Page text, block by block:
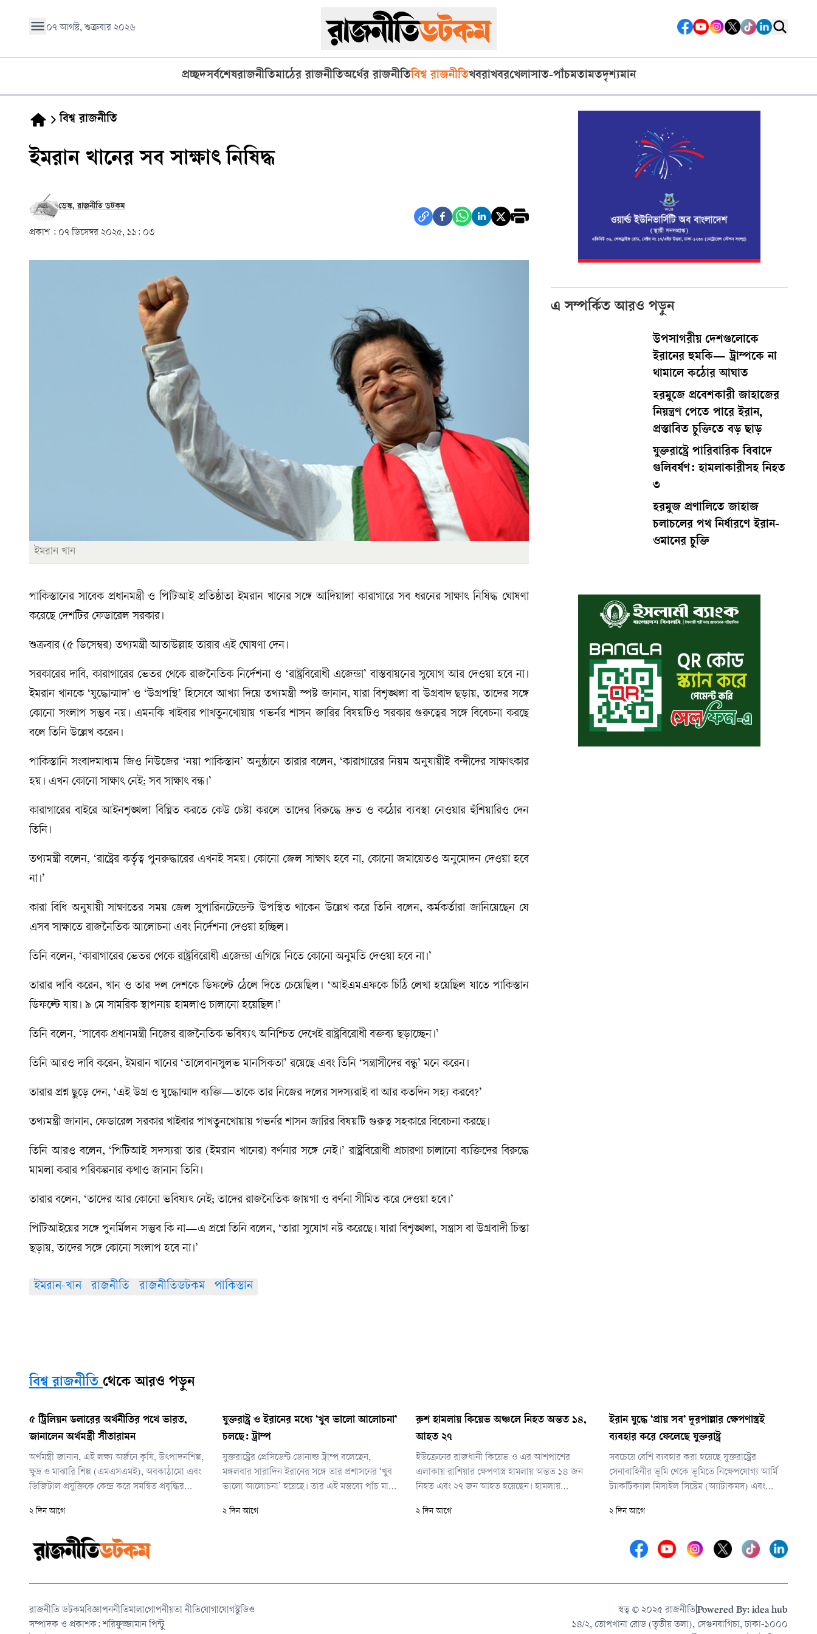
০৭ আগস্ট, শুক্রবার ২০২৬
প্রচ্ছদসর্বশেষরাজনীতিমাঠের রাজনীতিঅর্থের রাজনীতিবিশ্ব রাজনীতিখবরাখবরখেলাসাত-পাঁচমতামতদৃশ্যমান
বিশ্ব রাজনীতি
ইমরান খানের সব সাক্ষাৎ নিষিদ্ধ
ডেস্ক, রাজনীতি ডটকম
প্রকাশ : ০৭ ডিসেম্বর ২০২৫, ১১: ০৩
ইমরান খান
পাকিস্তানের সাবেক প্রধানমন্ত্রী ও পিটিআই প্রতিষ্ঠাতা ইমরান খানের সঙ্গে আদিয়ালা কারাগারে সব ধরনের সাক্ষাৎ নিষিদ্ধ ঘোষণা
করেছে দেশটির ফেডারেল সরকার।
শুক্রবার (৫ ডিসেম্বর) তথ্যমন্ত্রী আতাউল্লাহ তারার এই ঘোষণা দেন।
সরকারের দাবি, কারাগারের ভেতর থেকে রাজনৈতিক নির্দেশনা ও ‘রাষ্ট্রবিরোধী এজেন্ডা’ বাস্তবায়নের সুযোগ আর দেওয়া হবে না।
ইমরান খানকে ‘যুদ্ধোন্মাদ’ ও ‘উগ্রপন্থি’ হিসেবে আখ্যা দিয়ে তথ্যমন্ত্রী স্পষ্ট জানান, যারা বিশৃঙ্খলা বা উগ্রবাদ ছড়ায়, তাদের সঙ্গে
কোনো সংলাপ সম্ভব নয়। এমনকি খাইবার পাখতুনখোয়ায় গভর্নর শাসন জারির বিষয়টিও সরকার গুরুত্বের সঙ্গে বিবেচনা করছে
বলে তিনি উল্লেখ করেন।
পাকিস্তানি সংবাদমাধ্যম জিও নিউজের ‘নয়া পাকিস্তান’ অনুষ্ঠানে তারার বলেন, ‘কারাগারের নিয়ম অনুযায়ীই বন্দীদের সাক্ষাৎকার
হয়। এখন কোনো সাক্ষাৎ নেই; সব সাক্ষাৎ বন্ধ।’
কারাগারের বাইরে আইনশৃঙ্খলা বিঘ্নিত করতে কেউ চেষ্টা করলে তাদের বিরুদ্ধে দ্রুত ও কঠোর ব্যবস্থা নেওয়ার হুঁশিয়ারিও দেন
তিনি।
তথ্যমন্ত্রী বলেন, ‘রাষ্ট্রের কর্তৃত্ব পুনরুদ্ধারের এখনই সময়। কোনো জেল সাক্ষাৎ হবে না, কোনো জমায়েতও অনুমোদন দেওয়া হবে
না।’
কারা বিধি অনুযায়ী সাক্ষাতের সময় জেল সুপারিনটেন্ডেন্ট উপস্থিত থাকেন উল্লেখ করে তিনি বলেন, কর্মকর্তারা জানিয়েছেন যে
এসব সাক্ষাতে রাজনৈতিক আলোচনা এবং নির্দেশনা দেওয়া হচ্ছিল।
তিনি বলেন, ‘কারাগারের ভেতর থেকে রাষ্ট্রবিরোধী এজেন্ডা এগিয়ে নিতে কোনো অনুমতি দেওয়া হবে না।’
তারার দাবি করেন, খান ও তার দল দেশকে ডিফল্টে ঠেলে দিতে চেয়েছিল। ‘আইএমএফকে চিঠি লেখা হয়েছিল যাতে পাকিস্তান
ডিফল্টে যায়। ৯ মে সামরিক স্থাপনায় হামলাও চালানো হয়েছিল।’
তিনি বলেন, ‘সাবেক প্রধানমন্ত্রী নিজের রাজনৈতিক ভবিষ্যৎ অনিশ্চিত দেখেই রাষ্ট্রবিরোধী বক্তব্য ছড়াচ্ছেন।’
তিনি আরও দাবি করেন, ইমরান খানের ‘তালেবানসুলভ মানসিকতা’ রয়েছে এবং তিনি ‘সন্ত্রাসীদের বন্ধু’ মনে করেন।
তারার প্রশ্ন ছুড়ে দেন, ‘এই উগ্র ও যুদ্ধোন্মাদ ব্যক্তি—তাকে তার নিজের দলের সদস্যরাই বা আর কতদিন সহ্য করবে?’
তথ্যমন্ত্রী জানান, ফেডারেল সরকার খাইবার পাখতুনখোয়ায় গভর্নর শাসন জারির বিষয়টি গুরুত্ব সহকারে বিবেচনা করছে।
তিনি আরও বলেন, ‘পিটিআই সদস্যরা তার (ইমরান খানের) বর্ণনার সঙ্গে নেই।’ রাষ্ট্রবিরোধী প্রচারণা চালানো ব্যক্তিদের বিরুদ্ধে
মামলা করার পরিকল্পনার কথাও জানান তিনি।
তারার বলেন, ‘তাদের আর কোনো ভবিষ্যৎ নেই; তাদের রাজনৈতিক জায়গা ও বর্ণনা সীমিত করে দেওয়া হবে।’
পিটিআইয়ের সঙ্গে পুনর্মিলন সম্ভব কি না—এ প্রশ্নে তিনি বলেন, ‘তারা সুযোগ নষ্ট করেছে। যারা বিশৃঙ্খলা, সন্ত্রাস বা উগ্রবাদী চিন্তা
ছড়ায়, তাদের সঙ্গে কোনো সংলাপ হবে না।’
ইমরান-খান রাজনীতি রাজনীতিডটকম পাকিস্তান
এ সম্পর্কিত আরও পড়ুন
উপসাগরীয় দেশগুলোকে
ইরানের হুমকি— ট্রাম্পকে না
থামালে কঠোর আঘাত
হরমুজে প্রবেশকারী জাহাজের
নিয়ন্ত্রণ পেতে পারে ইরান,
প্রস্তাবিত চুক্তিতে বড় ছাড়
যুক্তরাষ্ট্রে পারিবারিক বিবাদে
গুলিবর্ষণ: হামলাকারীসহ নিহত
৩
হরমুজ প্রণালিতে জাহাজ
চলাচলের পথ নির্ধারণে ইরান-
ওমানের চুক্তি
বিশ্ব রাজনীতি থেকে আরও পড়ুন
৫ ট্রিলিয়ন ডলারের অর্থনীতির পথে ভারত,
জানালেন অর্থমন্ত্রী সীতারামন
অর্থমন্ত্রী জানান, এই লক্ষ্য অর্জনে কৃষি, উৎপাদনশিল্প,
ক্ষুদ্র ও মাঝারি শিল্প (এমএসএমই), অবকাঠামো এবং
ডিজিটাল প্রযুক্তিকে কেন্দ্র করে সমন্বিত প্রবৃদ্ধির
সালের মধ্যে ‘বিকশিত ভারত’ গড়ার দীর্ঘমেয়াদি লক্ষ্য
২ দিন আগে
যুক্তরাষ্ট্র ও ইরানের মধ্যে ‘খুব ভালো আলোচনা’
চলছে: ট্রাম্প
যুক্তরাষ্ট্রের প্রেসিডেন্ট ডোনাল্ড ট্রাম্প বলেছেন,
মঙ্গলবার সারাদিন ইরানের সঙ্গে তার প্রশাসনের ‘খুব
ভালো আলোচনা’ হয়েছে। তার এই মন্তব্যে পাঁচ মাস
এমন আশাবাদ নতুন করে জোরালো হয়েছে।
২ দিন আগে
রুশ হামলায় কিয়েভ অঞ্চলে নিহত অন্তত ১৪,
আহত ২৭
ইউক্রেনের রাজধানী কিয়েভ ও এর আশপাশের
এলাকায় রাশিয়ার ক্ষেপণাস্ত্র হামলায় অন্তত ১৪ জন
নিহত এবং ২৭ জন আহত হয়েছেন। হামলায়
বলে জানিয়েছে ইউক্রেনের জরুরি সেবা বিভাগ। তবে
২ দিন আগে
ইরান যুদ্ধে ‘প্রায় সব’ দূরপাল্লার ক্ষেপণাস্ত্রই
ব্যবহার করে ফেলেছে যুক্তরাষ্ট্র
সবচেয়ে বেশি ব্যবহার করা হয়েছে যুক্তরাষ্ট্রের
সেনাবাহিনীর ভূমি থেকে ভূমিতে নিক্ষেপযোগ্য আর্মি
ট্যাকটিক্যাল মিসাইল সিস্টেম (অ্যাটাকমস) এবং
ভাষ্য, এসব দূরপাল্লার ক্ষেপণাস্ত্রের ‘প্রায় সবই’
২ দিন আগে
রাজনীতি ডটকমবিজ্ঞাপননীতিমালাগোপনীয়তা নীতিযোগাযোগস্টুডিও
সম্পাদক ও প্রকাশক: শরিফুজ্জামান পিন্টু
স্বত্ব © ২০২৫ রাজনীতিPowered By: idea hub
১৪/২, তোপখানা রোড (তৃতীয় তলা), সেগুনবাগিচা, ঢাকা-১০০০